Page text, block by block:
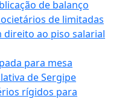
de balanço
de limitadas
ao piso salarial
para mesa
de Sergipe
rígidos para